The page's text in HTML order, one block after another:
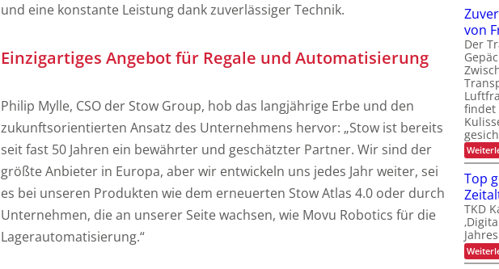
und eine konstante Leistung dank zuverlässiger Technik.
Einzigartiges Angebot für Regale und Automatisierung
Philip Mylle, CSO der Stow Group, hob das langjährige Erbe und den
zukunftsorientierten Ansatz des Unternehmens hervor: „Stow ist bereits
seit fast 50 Jahren ein bewährter und geschätzter Partner. Wir sind der
größte Anbieter in Europa, aber wir entwickeln uns jedes Jahr weiter, sei
es bei unseren Produkten wie dem erneuerten Stow Atlas 4.0 oder durch
Unternehmen, die an unserer Seite wachsen, wie Movu Robotics für die
Lagerautomatisierung.“
von
Der
findet
Top
TKD